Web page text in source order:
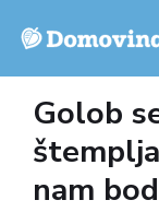
Golob
nam